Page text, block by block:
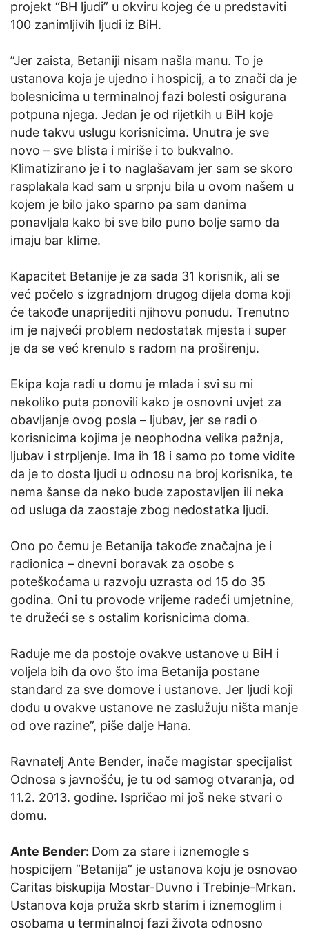
projekt “BH ljudi” u okviru kojeg će u predstaviti
100 zanimljivih ljudi iz BiH.
”Jer zaista, Betaniji nisam našla manu. To je
ustanova koja je ujedno i hospicij, a to znači da je
bolesnicima u terminalnoj fazi bolesti osigurana
potpuna njega. Jedan je od rijetkih u BiH koje
nude takvu uslugu korisnicima. Unutra je sve
novo – sve blista i miriše i to bukvalno.
Klimatizirano je i to naglašavam jer sam se skoro
rasplakala kad sam u srpnju bila u ovom našem u
kojem je bilo jako sparno pa sam danima
ponavljala kako bi sve bilo puno bolje samo da
imaju bar klime.
Kapacitet Betanije je za sada 31 korisnik, ali se
već počelo s izgradnjom drugog dijela doma koji
će takođe unaprijediti njihovu ponudu. Trenutno
im je najveći problem nedostatak mjesta i super
je da se već krenulo s radom na proširenju.
Ekipa koja radi u domu je mlada i svi su mi
nekoliko puta ponovili kako je osnovni uvjet za
obavljanje ovog posla – ljubav, jer se radi o
korisnicima kojima je neophodna velika pažnja,
ljubav i strpljenje. Ima ih 18 i samo po tome vidite
da je to dosta ljudi u odnosu na broj korisnika, te
nema šanse da neko bude zapostavljen ili neka
od usluga da zaostaje zbog nedostatka ljudi.
Ono po čemu je Betanija takođe značajna je i
radionica – dnevni boravak za osobe s
poteškoćama u razvoju uzrasta od 15 do 35
godina. Oni tu provode vrijeme radeći umjetnine,
te družeći se s ostalim korisnicima doma.
Raduje me da postoje ovakve ustanove u BiH i
voljela bih da ovo što ima Betanija postane
standard za sve domove i ustanove. Jer ljudi koji
dođu u ovakve ustanove ne zaslužuju ništa manje
od ove razine”, piše dalje Hana.
Ravnatelj Ante Bender, inače magistar specijalist
Odnosa s javnošću, je tu od samog otvaranja, od
11.2. 2013. godine. Ispričao mi još neke stvari o
domu.
Ante Bender: Dom za stare i iznemogle s
hospicijem “Betanija” je ustanova koju je osnovao
Caritas biskupija Mostar-Duvno i Trebinje-Mrkan.
Ustanova koja pruža skrb starim i iznemoglim i
osobama u terminalnoj fazi života odnosno